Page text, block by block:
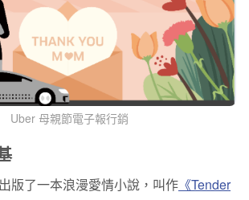
Uber 母親節電子報行銷
版了一本浪漫愛情小說，叫作 《Tender